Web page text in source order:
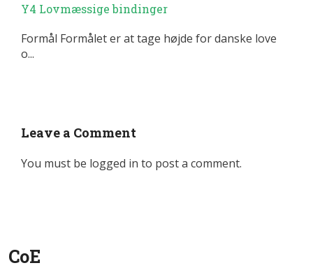
Y4 Lovmæssige bindinger
Formål Formålet er at tage højde for danske love
o...
Leave a Comment
You must be logged in to post a comment.
CoE